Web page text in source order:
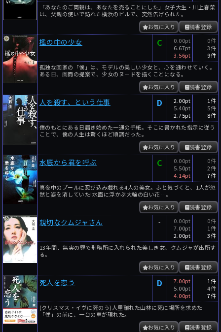
「あなたのご両親は、あなたを売ることにした」女子大生・川上春菜
は、父親の使いで訪れた横浜のビルで、突然告げられた。
読書登録
お気に入り
檻の中の少女 C
0.00pt
6.67pt
3.56pt
0件
3件
9件
孤独な画家の「僕」は、モデルの美しい少女と、心を通わせていく。
ある日、画商の提案で、少女のヌードを描くことになる。
読書登録
お気に入り
人を殺す、という仕事 D
2.00pt
5.40pt
2.75pt
1件
5件
8件
僕のもとにある日届き始めた一通の手紙。そこに書かれた指示に従う
ことで、僕の人生は驚くほど順調だった。
読書登録
お気に入り
水底から君を呼ぶ C
0.00pt
5.50pt
4.14pt
0件
2件
7件
真夜中のプールに忍び込み戯れる4人の美女。ふと気づくと、1人が忽
然と姿を消していた!水面に浮かぶ大輪の白い花…。
読書登録
お気に入り
親切なクムジャさん -
0.00pt
7.00pt
2.00pt
0件
1件
3件
13年間、無実の罪で刑務所に入れられた美しき女、クムジャが出所す
る。
読書登録
お気に入り
死人を恋う D
7.00pt
5.00pt
4.00pt
1件
4件
7件
(クリスマス・イヴに死のう)人里離れた山林に死に場所を求めた
「僕」の前に、一台の車が現れた。
読書登録
お気に入り